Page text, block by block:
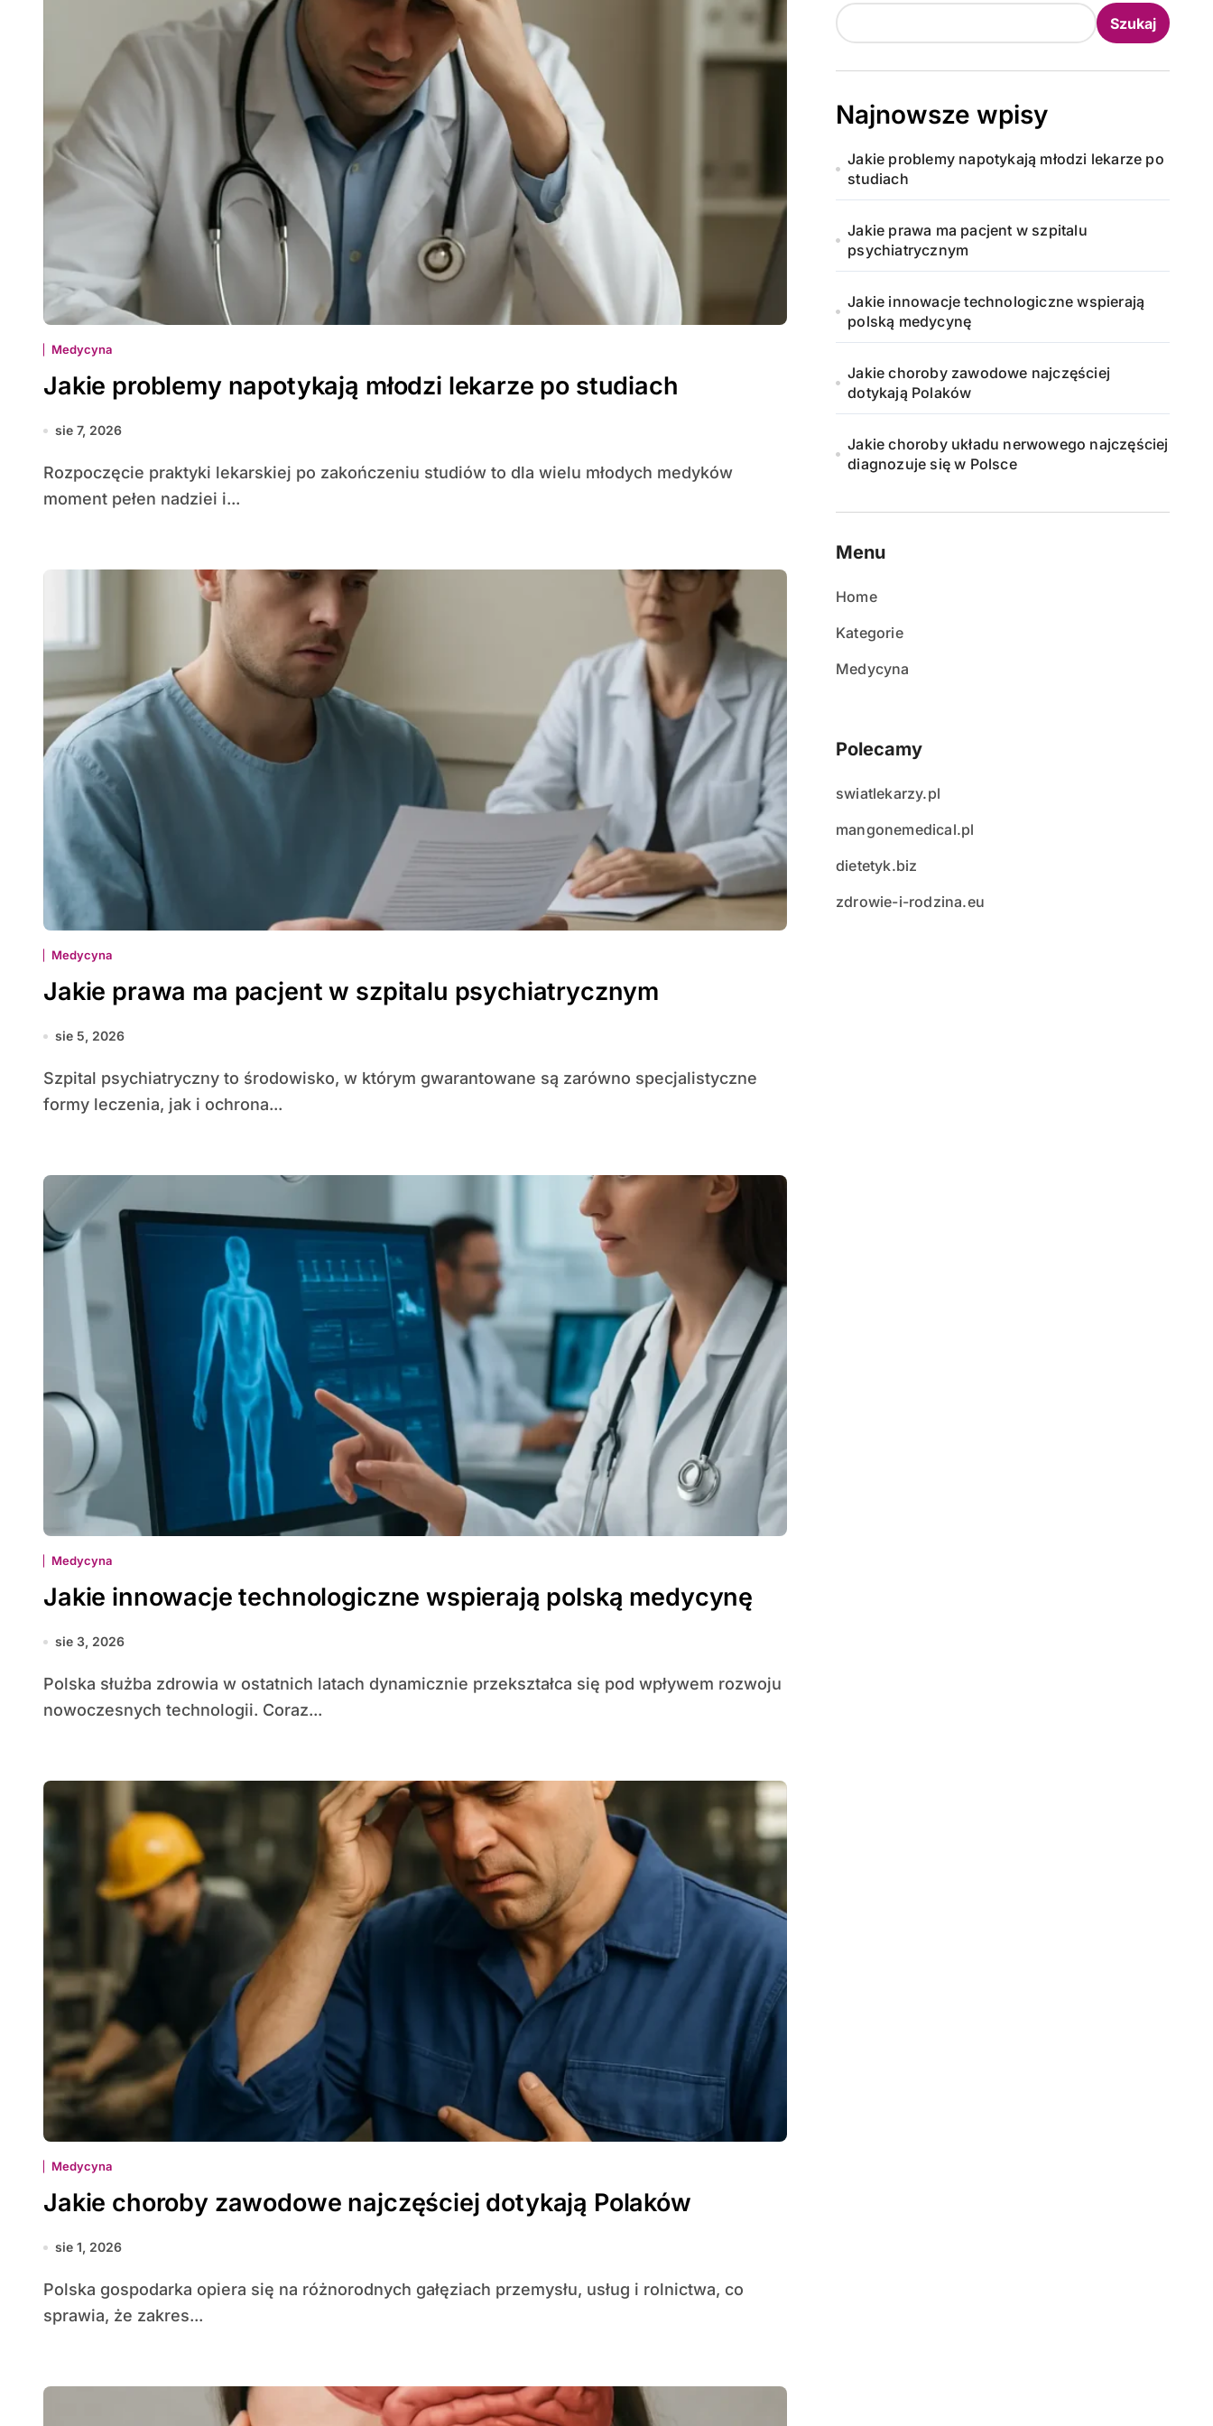
Medycyna
Jakie problemy napotykają młodzi lekarze po studiach
sie 7, 2026
Rozpoczęcie praktyki lekarskiej po zakończeniu studiów to dla wielu młodych medyków
moment pełen nadziei i...
Medycyna
Jakie prawa ma pacjent w szpitalu psychiatrycznym
sie 5, 2026
Szpital psychiatryczny to środowisko, w którym gwarantowane są zarówno specjalistyczne
formy leczenia, jak i ochrona...
Medycyna
Jakie innowacje technologiczne wspierają polską medycynę
sie 3, 2026
Polska służba zdrowia w ostatnich latach dynamicznie przekształca się pod wpływem rozwoju
nowoczesnych technologii. Coraz...
Medycyna
Jakie choroby zawodowe najczęściej dotykają Polaków
sie 1, 2026
Polska gospodarka opiera się na różnorodnych gałęziach przemysłu, usług i rolnictwa, co
sprawia, że zakres...
Szukaj
Najnowsze wpisy
Jakie problemy napotykają młodzi lekarze po
studiach
Jakie prawa ma pacjent w szpitalu
psychiatrycznym
Jakie innowacje technologiczne wspierają
polską medycynę
Jakie choroby zawodowe najczęściej
dotykają Polaków
Jakie choroby układu nerwowego najczęściej
diagnozuje się w Polsce
Menu
Home
Kategorie
Medycyna
Polecamy
swiatlekarzy.pl
mangonemedical.pl
dietetyk.biz
zdrowie-i-rodzina.eu